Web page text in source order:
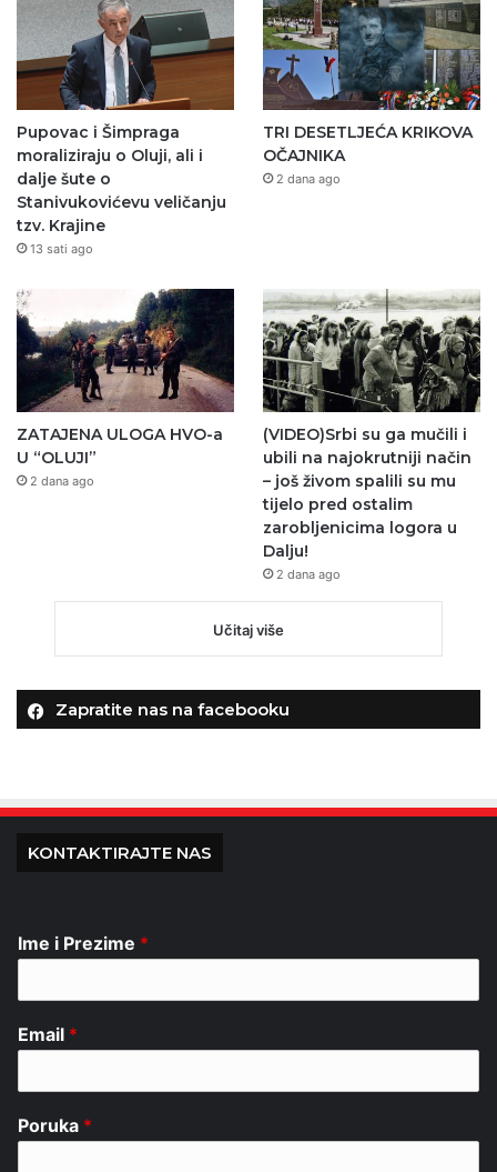
Pupovac i Šimpraga
moraliziraju o Oluji, ali i
dalje šute o
Stanivukovićevu veličanju
tzv. Krajine
13 sati ago
TRI DESETLJEĆA KRIKOVA
OČAJNIKA
2 dana ago
ZATAJENA ULOGA HVO-a
U “OLUJI”
2 dana ago
(VIDEO)Srbi su ga mučili i
ubili na najokrutniji način
– još živom spalili su mu
tijelo pred ostalim
zarobljenicima logora u
Dalju!
2 dana ago
Učitaj više
Zapratite nas na facebooku
KONTAKTIRAJTE NAS
Ime i Prezime *
Email *
Poruka *